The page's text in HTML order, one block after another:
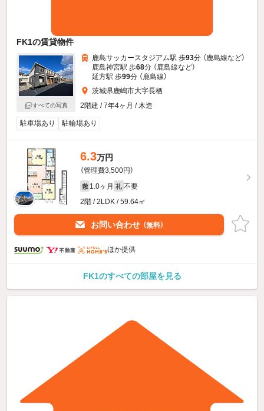
FK1の賃貸物件
すべての写真
鹿島サッカースタジアム駅 歩93分 （鹿島線など）
鹿島神宮駅 歩68分 （鹿島線など）
延方駅 歩99分 （鹿島線）
茨城県鹿嶋市大字長栖
2階建 / 7年4ヶ月 / 木造
駐車場あり 駐輪場あり
6.3万円
（管理費3,500円）
敷 1.0ヶ月 礼 不要
2階 / 2LDK / 59.64㎡
お問い合わせ （無料）
ほか提供
FK1のすべての部屋を見る